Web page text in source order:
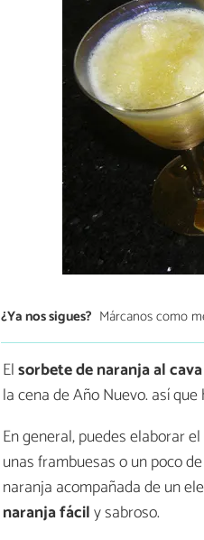
¿Ya nos sigues? Márcanos como
Elsorbete de naranja al cava
la cena de Año Nuevo. así
En general, puedes elaborar
unas frambuesas o un poco
naranja acompañada de un
naranja fácily sabroso.